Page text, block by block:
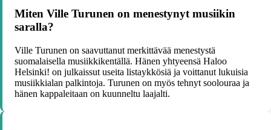
Miten Ville Turunen on menestynyt musiikin
saralla?
Ville Turunen on saavuttanut merkittävää menestystä
suomalaisella musiikkikentällä. Hänen yhtyeensä Haloo
Helsinki! on julkaissut useita listaykkösiä ja voittanut lukuisia
musiikkialan palkintoja. Turunen on myös tehnyt soolouraa ja
hänen kappaleitaan on kuunneltu laajalti.